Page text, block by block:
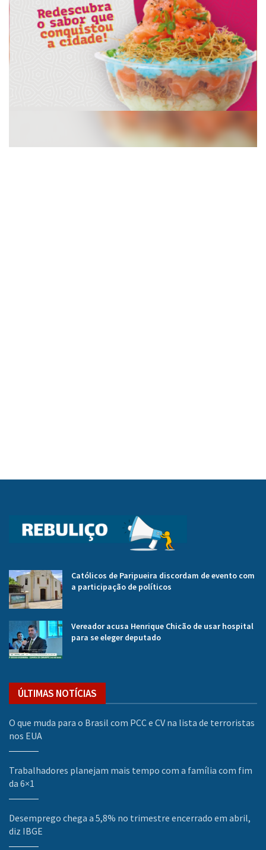
Católicos de Paripueira discordam de evento com
a participação de políticos
Vereador acusa Henrique Chicão de usar hospital
para se eleger deputado
ÚLTIMAS NOTÍCIAS
O que muda para o Brasil com PCC e CV na lista de terroristas
nos EUA
Trabalhadores planejam mais tempo com a família com fim
da 6×1
Desemprego chega a 5,8% no trimestre encerrado em abril,
diz IBGE